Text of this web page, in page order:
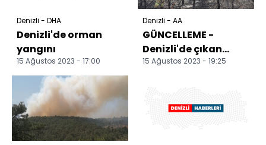
Denizli - DHA
Denizli'de orman
yangını
15 Ağustos 2023 - 17:00
Denizli - AA
GÜNCELLEME -
Denizli'de çıkan
orman yangını
15 Ağustos 2023 - 19:25